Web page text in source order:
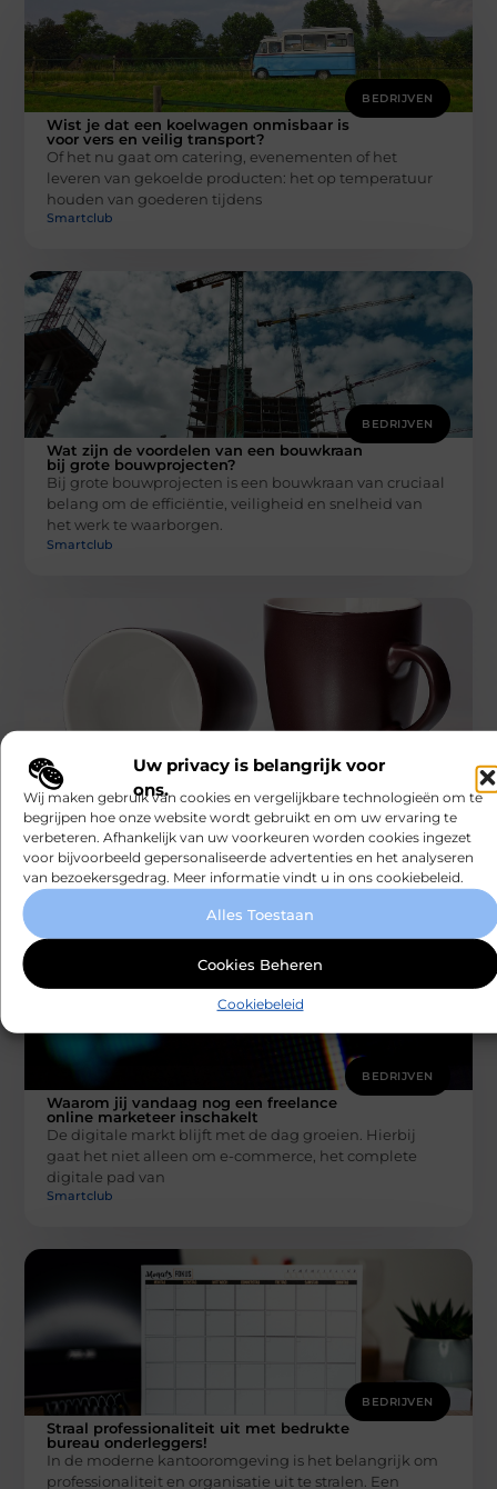
Uw privacy is belangrijk voor
ons.
Wij maken gebruik van cookies en vergelijkbare technologieën om te
begrijpen hoe onze website wordt gebruikt en om uw ervaring te
verbeteren. Afhankelijk van uw voorkeuren worden cookies ingezet
voor bijvoorbeeld gepersonaliseerde advertenties en het analyseren
van bezoekersgedrag. Meer informatie vindt u in ons cookiebeleid.
Alles Toestaan
Cookies Beheren
Cookiebeleid
BEDRIJVEN
Wist je dat een koelwagen onmisbaar is
voor vers en veilig transport?
Of het nu gaat om catering, evenementen of het
leveren van gekoelde producten: het op temperatuur
houden van goederen tijdens
Smartclub
BEDRIJVEN
Wat zijn de voordelen van een bouwkraan
bij grote bouwprojecten?
Bij grote bouwprojecten is een bouwkraan van cruciaal
belang om de efficiëntie, veiligheid en snelheid van
het werk te waarborgen.
Smartclub
Kwaliteitsbekers
Kwaliteitsbekers: De Ideale Keuze voor Elk Bedrijf Als
het gaat om het versterken van uw merk, zijn er tal van
Smartclub
BEDRIJVEN
Waarom jij vandaag nog een freelance
online marketeer inschakelt
De digitale markt blijft met de dag groeien. Hierbij
gaat het niet alleen om e-commerce, het complete
digitale pad van
Smartclub
BEDRIJVEN
Straal professionaliteit uit met bedrukte
bureau onderleggers!
In de moderne kantooromgeving is het belangrijk om
professionaliteit en organisatie uit te stralen. Een